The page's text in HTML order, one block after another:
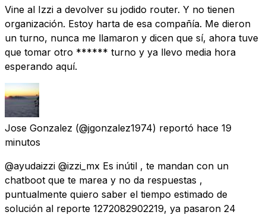
Vine al Izzi a devolver su jodido router. Y no tienen
organización. Estoy harta de esa compañía. Me dieron
un turno, nunca me llamaron y dicen que sí, ahora tuve
que tomar otro ****** turno y ya llevo media hora
esperando aquí.
Jose Gonzalez (@jgonzalez1974) reportó hace 19
minutos
@ayudaizzi @izzi_mx Es inútil , te mandan con un
chatboot que te marea y no da respuestas ,
puntualmente quiero saber el tiempo estimado de
solución al reporte 1272082902219, ya pasaron 24